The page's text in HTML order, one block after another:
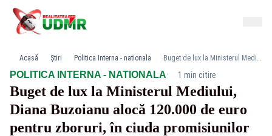
Acasă Știri Politica Interna - nationala Buget de lux la Ministerul Mediului, Diana Buzoianu alocă 120.000 de euro pentru zboruri, în ciuda promisiunilor de austeritate
POLITICA INTERNA - NATIONALA· 1 min citire
Buget de lux la Ministerul Mediului,
Diana Buzoianu alocă 120.000 de euro
pentru zboruri, în ciuda promisiunilor